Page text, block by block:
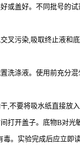
或盖好。不同批号的
叉污染,吸取终止液和
洗涤液。使用前充分
,不要将吸水纸直接放入
打开盖子。底物B对光
毒。实验完成后应立即